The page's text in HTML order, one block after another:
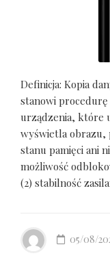
Definicja: Kopia
stanowi
urządzenia, które
wyświetla obrazu,
stanu pamięci ani
możliwość
(2) stabilność
05/08/